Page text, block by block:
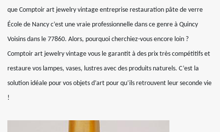
que Comptoir art jewelry vintage entreprise restauration pâte de verre
École de Nancy c’est une vraie professionnelle dans ce genre à Quincy
Voisins dans le 77860. Alors, pourquoi cherchiez-vous encore loin ?
Comptoir art jewelry vintage vous le garantit à des prix très compétitifs et
restaure vos lampes, vases, lustres avec des produits naturels. C’est la
solution idéale pour vos objets d’art pour qu’ils retrouvent leur seconde vie
!